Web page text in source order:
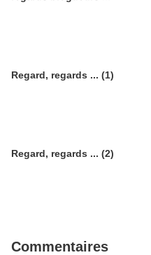
Regard, regards ... (1)
Regard, regards ... (2)
Commentaires